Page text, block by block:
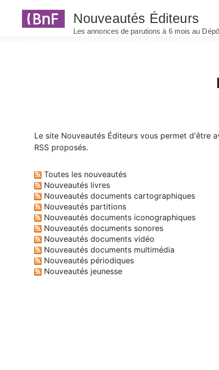
Le site Nouveautés Éditeurs vous permet d'être
RSS proposés.
Toutes les nouveautés
Nouveautés livres
Nouveautés documents cartographiques
Nouveautés partitions
Nouveautés documents iconographiques
Nouveautés documents sonores
Nouveautés documents vidéo
Nouveautés documents multimédia
Nouveautés périodiques
Nouveautés jeunesse